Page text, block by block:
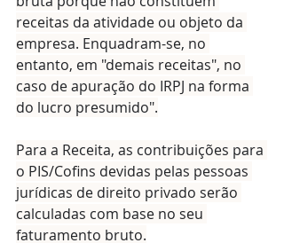
receitas da atividade ou objeto da
empresa. Enquadram-se, no
entanto, em "demais receitas", no
caso de apuração do IRPJ na forma
do lucro presumido".
Para a Receita, as contribuições para
o PIS/Cofins devidas pelas pessoas
jurídicas de direito privado serão
calculadas com base no seu
faturamento bruto.